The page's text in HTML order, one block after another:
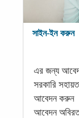
সাইন-ইন করুন
এর জন্য
সরকারি
আবেদন করুন
আবেদন